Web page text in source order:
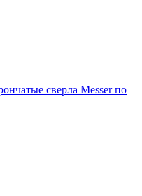
сверла Messer по